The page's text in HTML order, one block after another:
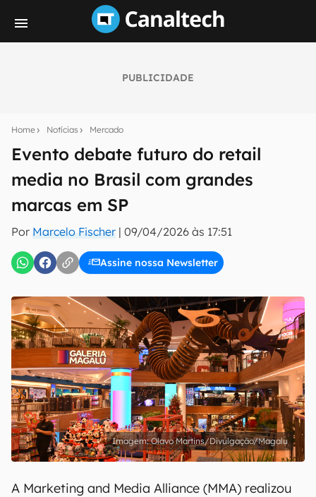
PUBLICIDADE
Home Notícias Mercado
Evento debate futuro do retail
media no Brasil com grandes
marcas em SP
Por Marcelo Fischer | 09/04/2026 às 17:51
Assine nossa Newsletter
notícias e reviews sobre tecnologia em primeira
mão.
E-mail
inscreva-se
Uso e Política de Privacidade do Canaltech.
Olavo Martins/Divulgação/Magalu
A Marketing and Media Alliance (MMA) realizou